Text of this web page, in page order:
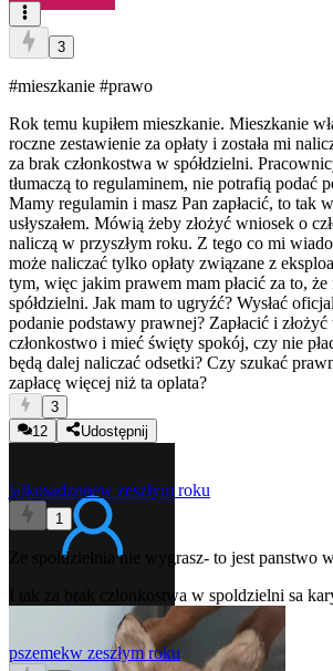
3
#mieszkanie #prawo
Rok temu kupiłem mieszkanie. Mieszkanie
roczne zestawienie za opłaty i została mi
za brak członkostwa w spółdzielni.
tłumaczą to regulaminem, nie potrafią podać
Mamy regulamin i masz Pan zapłacić, to tak
usłyszałem. Mówią żeby złożyć wniosek o
naliczą w przyszłym roku. Z tego co mi
może naliczać tylko opłaty związane z
tym, więc jakim prawem mam płacić za to, że
spółdzielni. Jak mam to ugryźć? Wysłać
podanie podstawy prawnej? Zapłacić i
członkostwo i mieć święty spokój, czy nie
będą dalej naliczać odsetki? Czy szukać
zapłacę więcej niż ta oplata?
3
12
Udostępnij
jajkosadzonew zeszłym roku
1
Ze spoldzielnia nie wygrasz- to jest panstwo
I tak za brak czlonkostwa w spoldzielni sa
pszemekw zeszłym roku